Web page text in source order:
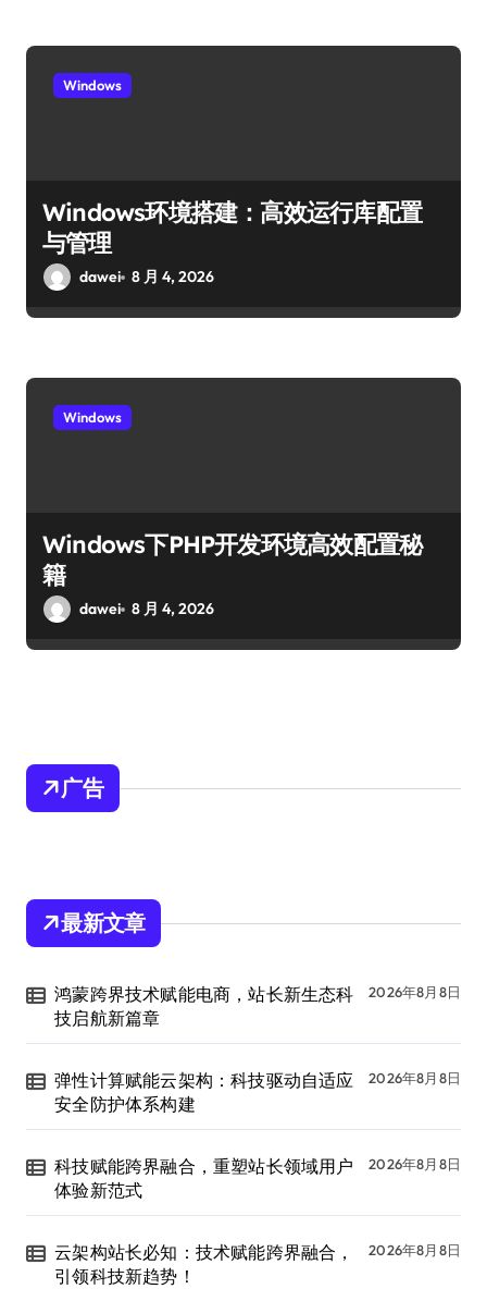
Windows
Windows环境搭建：高效运行库配置
与管理
dawei 8 月 4, 2026
Windows
Windows下PHP开发环境高效配置秘
籍
dawei 8 月 4, 2026
广告
最新文章
鸿蒙跨界技术赋能电商，站长新生态科
技启航新篇章
2026年8月8日
弹性计算赋能云架构：科技驱动自适应
安全防护体系构建
2026年8月8日
科技赋能跨界融合，重塑站长领域用户
体验新范式
2026年8月8日
云架构站长必知：技术赋能跨界融合，
引领科技新趋势！
2026年8月8日